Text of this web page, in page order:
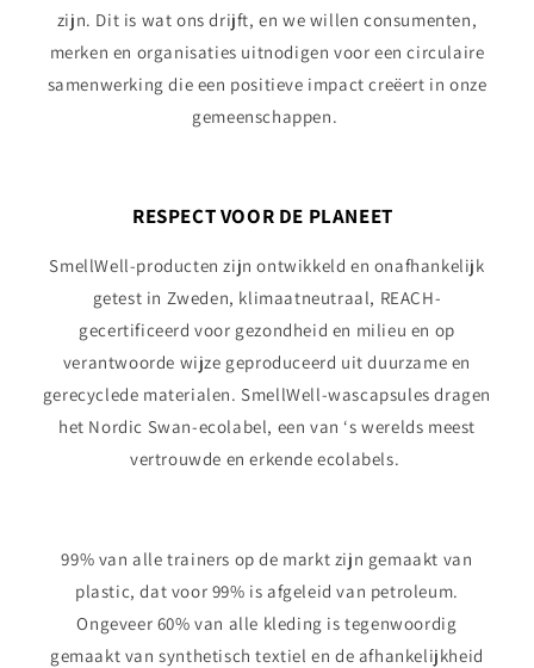
zijn. Dit is wat ons drijft, en we willen consumenten,
merken en organisaties uitnodigen voor een circulaire
samenwerking die een positieve impact creëert in onze
gemeenschappen.
RESPECT VOOR DE PLANEET
SmellWell-producten zijn ontwikkeld en onafhankelijk
getest in Zweden, klimaatneutraal, REACH-
gecertificeerd voor gezondheid en milieu en op
verantwoorde wijze geproduceerd uit duurzame en
gerecyclede materialen. SmellWell-wascapsules dragen
het Nordic Swan-ecolabel, een van ‘s werelds meest
vertrouwde en erkende ecolabels.
99% van alle trainers op de markt zijn gemaakt van
plastic, dat voor 99% is afgeleid van petroleum.
Ongeveer 60% van alle kleding is tegenwoordig
gemaakt van synthetisch textiel en de afhankelijkheid